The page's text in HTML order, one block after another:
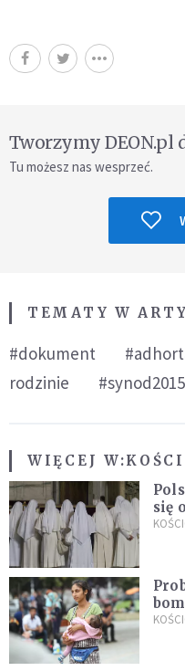
Tworzymy DEON.pl
Tu możesz nas wesprzeć.
TEMATY W
#dokument
rodzinie
#synod2015
WIĘCEJ W:
się